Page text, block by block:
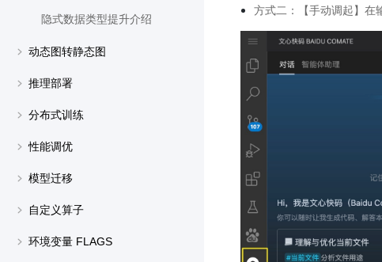
隐式数据类型提升介绍
动态图转静态图
推理部署
分布式训练
性能调优
模型迁移
自定义算子
环境变量 FLAGS
方式二：【手动调起】在